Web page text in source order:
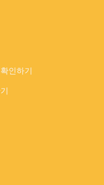
인하기